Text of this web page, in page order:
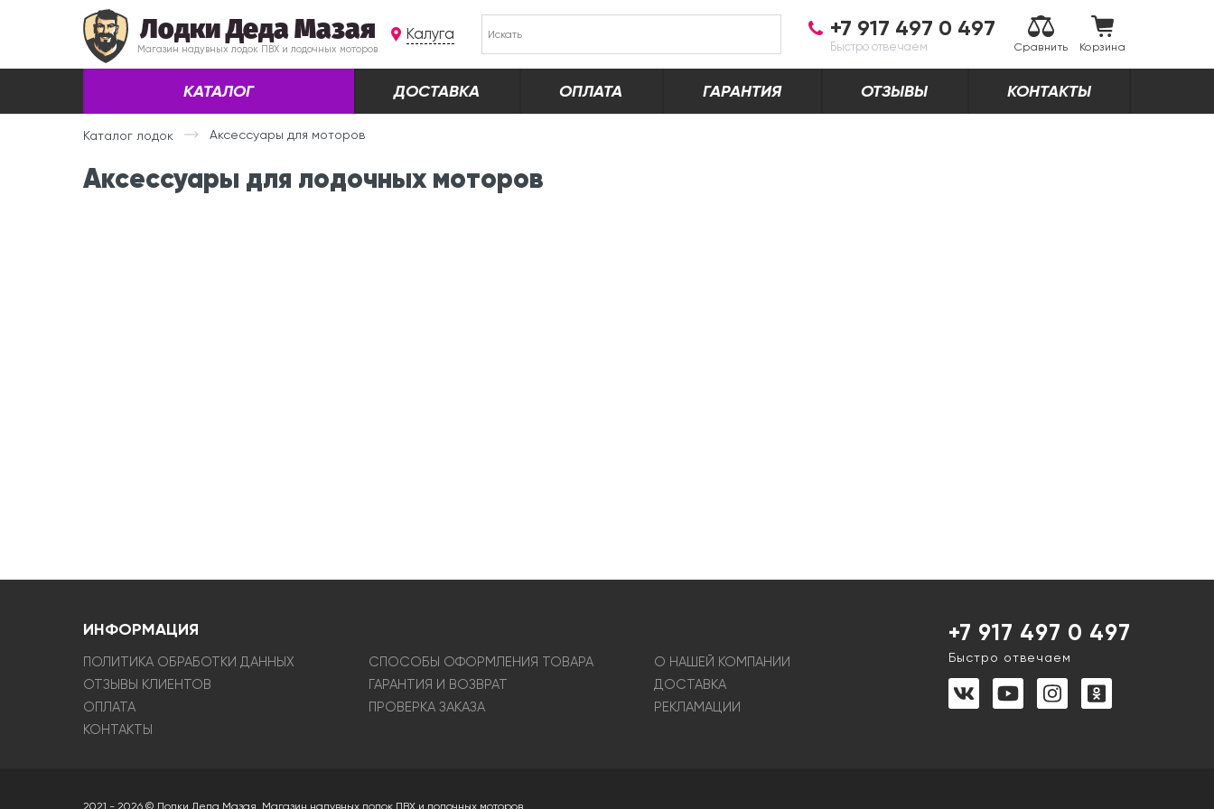
Лодки Деда Мазая
Магазин надувных лодок ПВХ и лодочных моторов
Калуга +7 917 497 0 497
Быстро отвечаем Сравнить Корзина
КАТАЛОГ ДОСТАВКА ОПЛАТА ГАРАНТИЯ ОТЗЫВЫ КОНТАКТЫ
Каталог лодок Аксессуары для моторов
Аксессуары для лодочных моторов
ИНФОРМАЦИЯ
ПОЛИТИКА ОБРАБОТКИ ДАННЫХ СПОСОБЫ ОФОРМЛЕНИЯ ТОВАРА
О НАШЕЙ КОМПАНИИ
ОТЗЫВЫ КЛИЕНТОВ
ГАРАНТИЯ И ВОЗВРАТ
ДОСТАВКА
ОПЛАТА
ПРОВЕРКА ЗАКАЗА
РЕКЛАМАЦИИ
КОНТАКТЫ
+7 917 497 0 497
Быстро отвечаем
2021 - 2026 © Лодки Деда Мазая. Магазин надувных лодок ПВХ и лодочных моторов